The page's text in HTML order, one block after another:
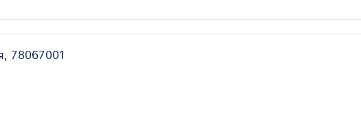
78067001